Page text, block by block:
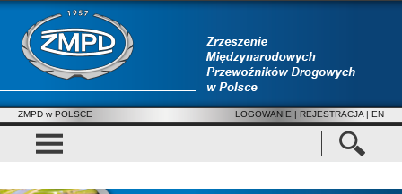
ZMPD w POLSCE LOGOWANIE | REJESTRACJA | EN